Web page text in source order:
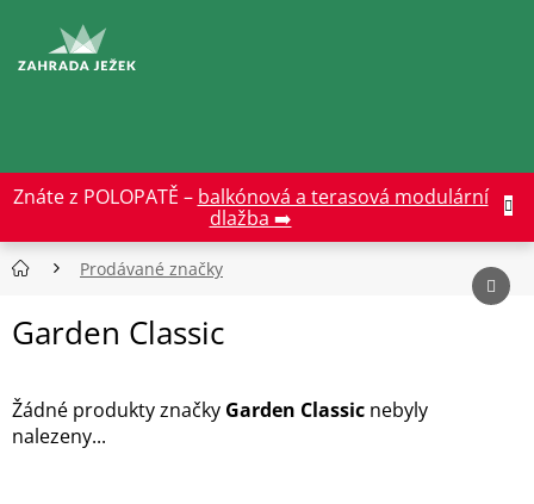
obsah
Znáte z POLOPATĚ – balkónová a terasová modulární
dlažba ➡️
Prodávané značky
Garden Classic
Žádné produkty značky Garden Classic nebyly
nalezeny...